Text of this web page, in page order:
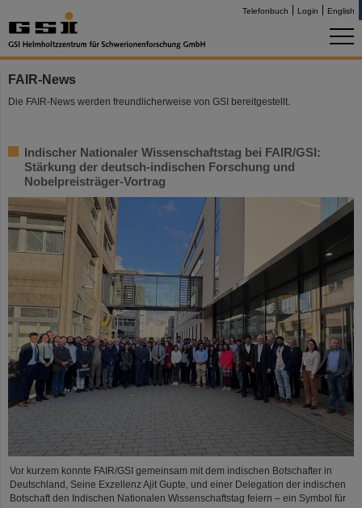
Telefonbuch Login English
FAIR-News
Die FAIR-News werden freundlicherweise von GSI bereitgestellt.
Indischer Nationaler Wissenschaftstag bei FAIR/GSI:
Stärkung der deutsch-indischen Forschung und
Nobelpreisträger-Vortrag
Vor kurzem konnte FAIR/GSI gemeinsam mit dem indischen Botschafter in
Deutschland, Seine Exzellenz Ajit Gupte, und einer Delegation der indischen
Botschaft den Indischen Nationalen Wissenschaftstag feiern – ein Symbol für